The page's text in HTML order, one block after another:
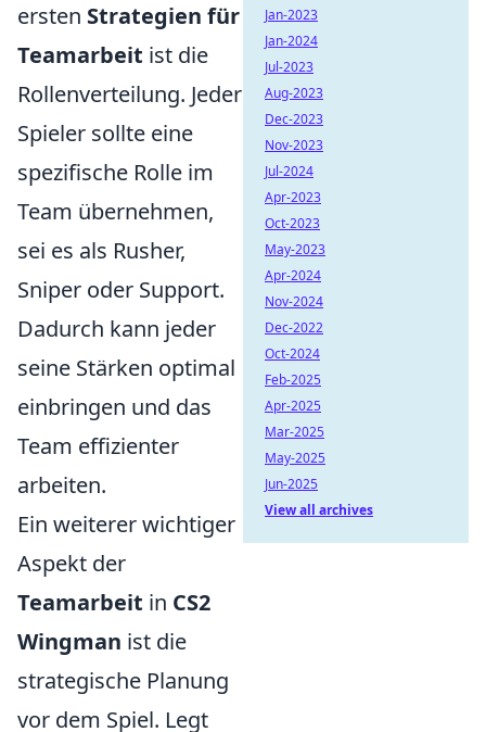
ersten Strategien für
Teamarbeit ist die
Rollenverteilung. Jeder
Spieler sollte eine
spezifische Rolle im
Team übernehmen,
sei es als Rusher,
Sniper oder Support.
Dadurch kann jeder
seine Stärken optimal
einbringen und das
Team effizienter
arbeiten.
Ein weiterer wichtiger
Aspekt der
Teamarbeit in CS2
Wingman ist die
strategische Planung
vor dem Spiel. Legt
Jan-2023
Jan-2024
Jul-2023
Aug-2023
Dec-2023
Nov-2023
Jul-2024
Apr-2023
Oct-2023
May-2023
Apr-2024
Nov-2024
Dec-2022
Oct-2024
Feb-2025
Apr-2025
Mar-2025
May-2025
Jun-2025
View all archives